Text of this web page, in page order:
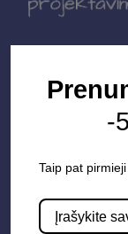
Apšvietimo
Elektros
Lauko
Vidaus
-
Taip pat